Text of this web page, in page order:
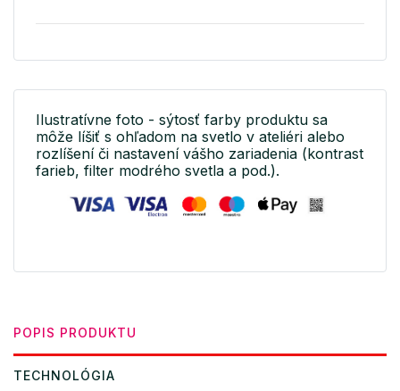
Ilustratívne foto - sýtosť farby produktu sa
môže líšiť s ohľadom na svetlo v ateliéri alebo
rozlíšení či nastavení vášho zariadenia (kontrast
farieb, filter modrého svetla a pod.).
POPIS PRODUKTU
TECHNOLÓGIA